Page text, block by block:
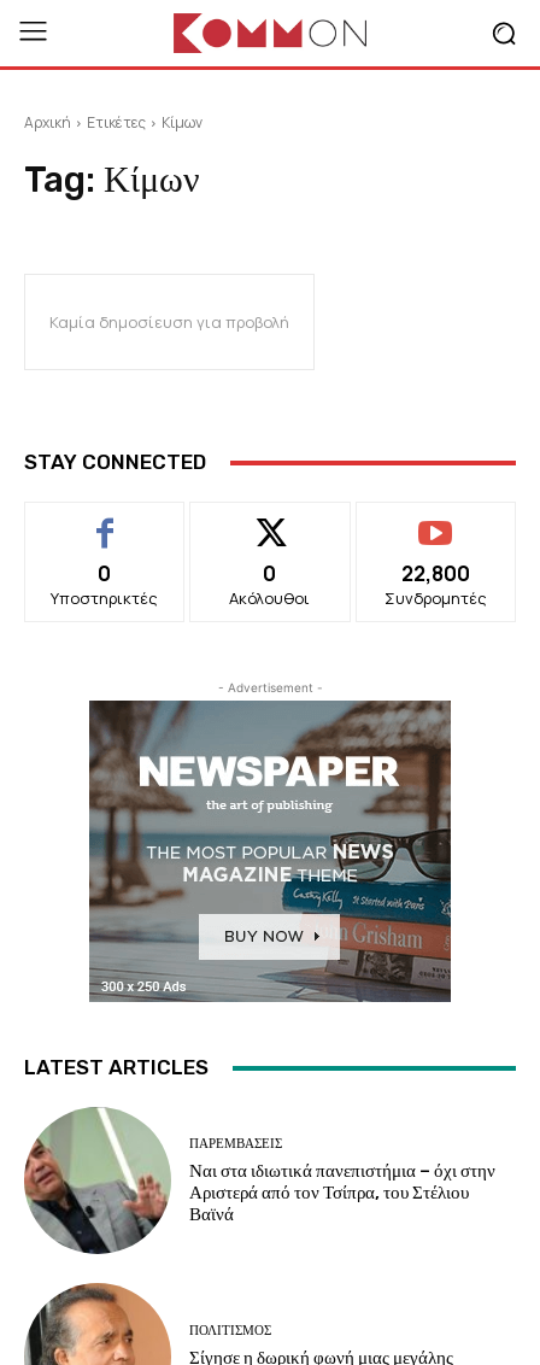
Αρχική Ετικέτες Κίμων
Tag: Κίμων
Καμία δημοσίευση για προβολή
STAY CONNECTED
0
Υποστηρικτές
0
Ακόλουθοι
22,800
Συνδρομητές
- Advertisement -
LATEST ARTICLES
ΠΑΡΕΜΒΑΣΕΙΣ
Ναι στα ιδιωτικά πανεπιστήμια – όχι στην
Αριστερά από τον Τσίπρα, του Στέλιου
Βαϊνά
ΠΟΛΙΤΙΣΜΟΣ
Σίγησε η δωρική φωνή μιας μεγάλης